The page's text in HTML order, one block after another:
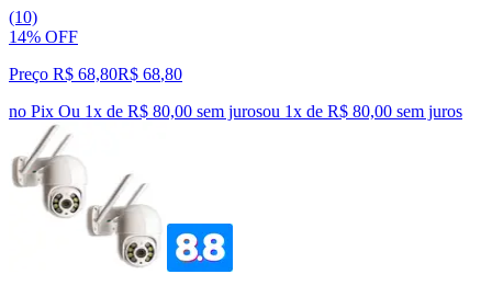
(10)
14% OFF
Preço R$ 68,80R$ 68,80
no Pix Ou 1x de R$ 80,00 sem jurosou 1x de R$ 80,00 sem juros